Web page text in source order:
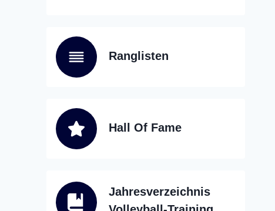
Ranglisten
Hall Of Fame
Jahresverzeichnis